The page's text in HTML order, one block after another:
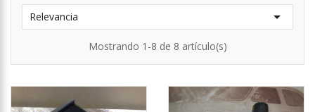
Relevancia 
Mostrando 1-8 de 8 artículo(s)